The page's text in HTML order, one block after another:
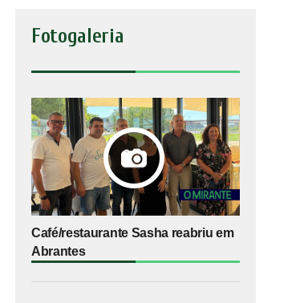
Fotogaleria
Café/restaurante Sasha reabriu em
Abrantes